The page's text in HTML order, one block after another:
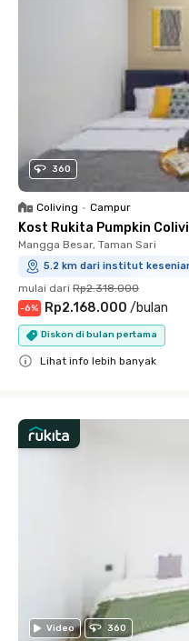
360
Coliving • Campur
Kost Rukita Pumpkin
Mangga Besar, Taman Sari
5.2 km dari institut
mulai dari Rp2.318.000
-6% Rp2.168.000 /bulan
Diskon di bulan pertama
Lihat info lebih banyak
Video 360